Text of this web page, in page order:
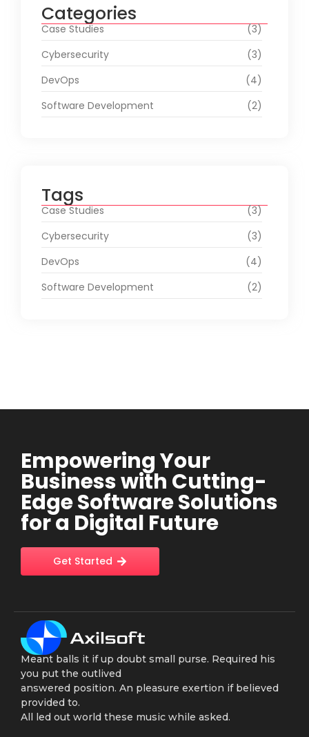
Categories
Case Studies
(3)
Cybersecurity
(3)
DevOps
(4)
Software Development
(2)
Tags
Case Studies
(3)
Cybersecurity
(3)
DevOps
(4)
Software Development
(2)
Empowering Your
Business with Cutting-
Edge Software Solutions
for a Digital Future
Get Started
Meant balls it if up doubt small purse. Required his
you put the outlived
answered position. An pleasure exertion if believed
provided to.
All led out world these music while asked.